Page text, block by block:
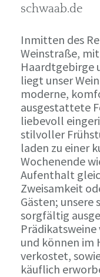
schwaab.de
Inmitten des
Weinstraße,
Haardtgebirge
liegt unser
moderne,
ausgestattete
liebevoll
stilvoller
laden zu einer
Wochenende
Aufenthalt
Zweisamkeit
Gästen; unsere
sorgfältig
Prädikatsweine
und können im
verkostet,
käuflich